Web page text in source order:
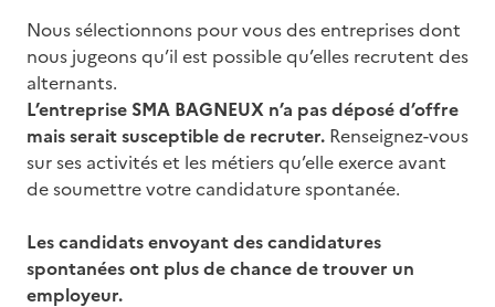
Nous sélectionnons pour vous des entreprises dont
nous jugeons qu’il est possible qu’elles recrutent des
alternants.
L’entreprise SMA BAGNEUX n’a pas déposé d’offre
mais serait susceptible de recruter. Renseignez-vous
sur ses activités et les métiers qu’elle exerce avant
de soumettre votre candidature spontanée.
Les candidats envoyant des candidatures
spontanées ont plus de chance de trouver un
employeur.